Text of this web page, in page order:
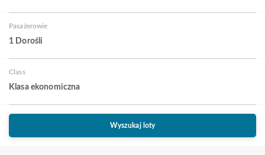
Pasażerowie
1 Dorośli
Class
Klasa ekonomiczna
Wyszukaj loty